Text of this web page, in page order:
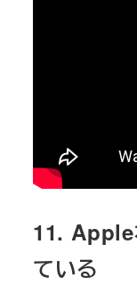
11. Apple
ている